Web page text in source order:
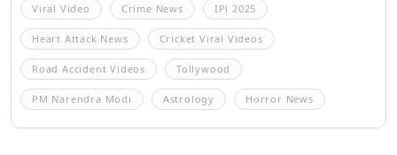
Viral Video Crime News IPl 2025
Heart Attack News Cricket Viral Videos
Road Accident Videos Tollywood
PM Narendra Modi Astrology Horror News